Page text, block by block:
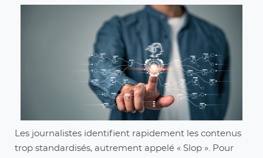
Les journalistes identifient rapidement les contenus
trop standardisés, autrement appelé « Slop ». Pour